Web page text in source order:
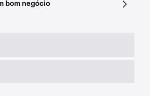
bom negócio